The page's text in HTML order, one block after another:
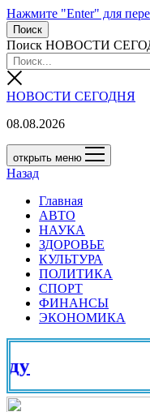
Нажмите "Enter" для
Поиск
Поиск НОВОСТИ
НОВОСТИ СЕГОДНЯ
08.08.2026
открыть меню
Назад
Главная
АВТО
НАУКА
ЗДОРОВЬЕ
КУЛЬТУРА
ПОЛИТИКА
СПОРТ
ФИНАНСЫ
ЭКОНОМИКА